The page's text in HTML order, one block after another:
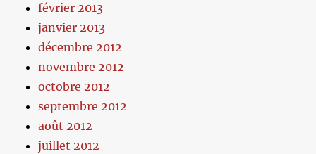
février 2013
janvier 2013
décembre 2012
novembre 2012
octobre 2012
septembre 2012
août 2012
juillet 2012